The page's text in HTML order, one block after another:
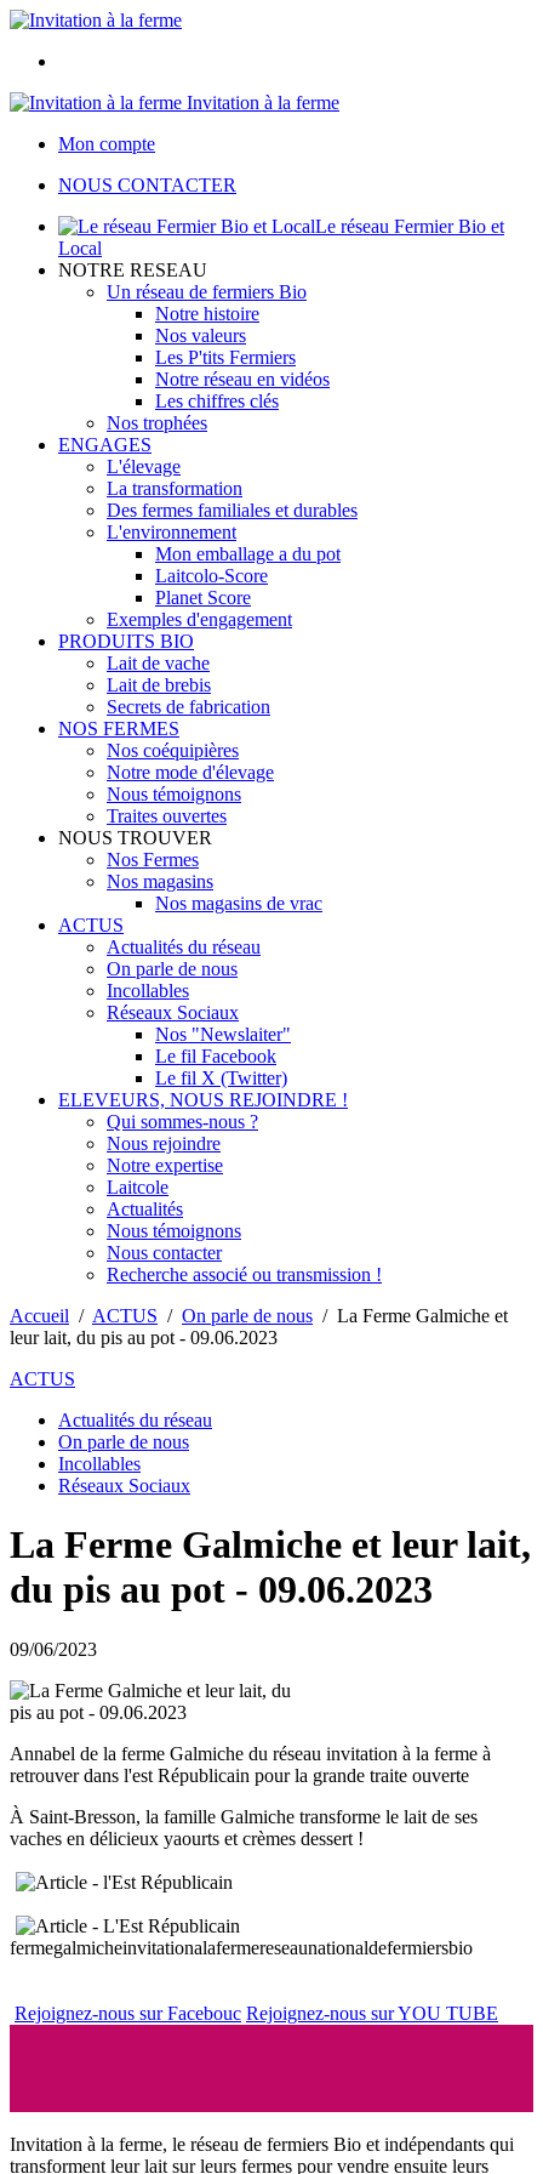
Invitation à la ferme
Mon compte
NOUS CONTACTER
Le réseau Fermier Bio et
Local
NOTRE RESEAU
Un réseau de fermiers Bio
Notre histoire
Nos valeurs
Les P'tits Fermiers
Notre réseau en vidéos
Les chiffres clés
Nos trophées
ENGAGES
L'élevage
La transformation
Des fermes familiales et durables
L'environnement
Mon emballage a du pot
Laitcolo-Score
Planet Score
Exemples d'engagement
PRODUITS BIO
Lait de vache
Lait de brebis
Secrets de fabrication
NOS FERMES
Nos coéquipières
Notre mode d'élevage
Nous témoignons
Traites ouvertes
NOUS TROUVER
Nos Fermes
Nos magasins
Nos magasins de vrac
ACTUS
Actualités du réseau
On parle de nous
Incollables
Réseaux Sociaux
Nos "Newslaiter"
Le fil Facebook
Le fil X (Twitter)
ELEVEURS, NOUS REJOINDRE !
Qui sommes-nous ?
Nous rejoindre
Notre expertise
Laitcole
Actualités
Nous témoignons
Nous contacter
Recherche associé ou transmission !
Accueil / ACTUS / On parle de nous / La Ferme Galmiche et
leur lait, du pis au pot - 09.06.2023
ACTUS
Actualités du réseau
On parle de nous
Incollables
Réseaux Sociaux
La Ferme Galmiche et leur lait,
du pis au pot - 09.06.2023
09/06/2023
Annabel de la ferme Galmiche du réseau invitation à la ferme à
retrouver dans l'est Républicain pour la grande traite ouverte
À Saint-Bresson, la famille Galmiche transforme le lait de ses
vaches en délicieux yaourts et crèmes dessert !
fermegalmicheinvitationalafermereseaunationaldefermiersbio
Rejoignez-nous sur Facebouc Rejoignez-nous sur YOU TUBE
Invitation à la ferme, le réseau de fermiers Bio et indépendants qui
transforment leur lait sur leurs fermes pour vendre ensuite leurs